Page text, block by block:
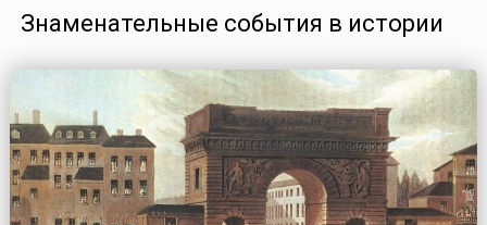
Знаменательные события в истории